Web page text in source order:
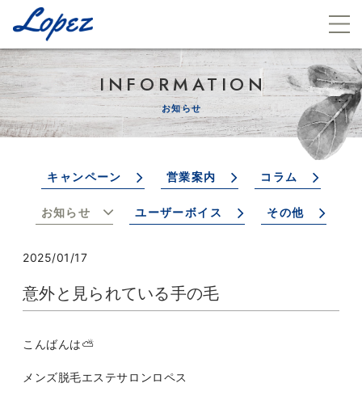
INFORMATION
お知らせ
キャンペーン 営業案内 コラム
お知らせ ユーザーボイス その他
2025/01/17
意外と見られている手の毛
こんばんは⛅️
メンズ脱毛エステサロンロペス